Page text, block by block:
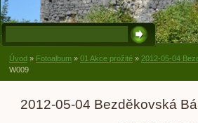
Úvod » Fotoalbum » 01 Akce prožité » 2012-05-04
W009
2012-05-04 Bezděkovská